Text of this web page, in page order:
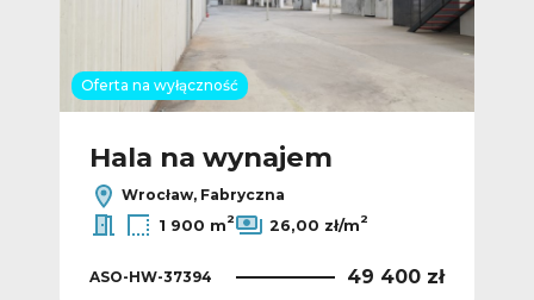
Oferta na wyłączność
Hala na wynajem
Wrocław, Fabryczna
1 900 m2 26,00 zł/m2
ASO-HW-37394 49 400 zł